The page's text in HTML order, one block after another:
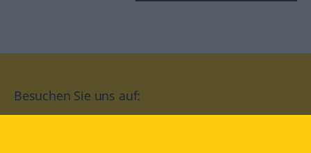
Besuchen Sie uns auf: